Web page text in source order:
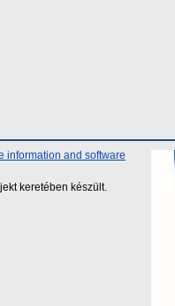
information and software
keretében készült.